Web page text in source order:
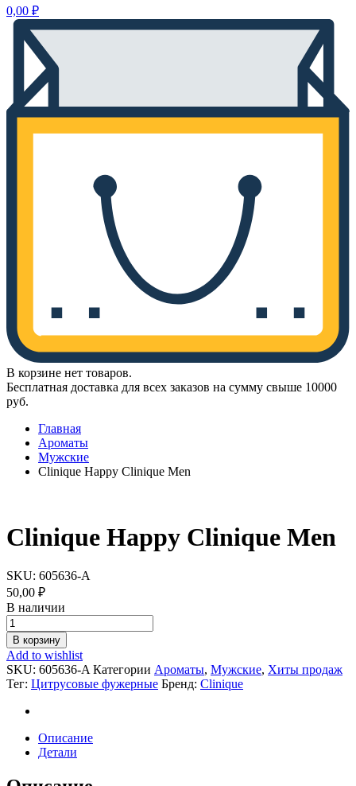
0,00 ₽
В корзине нет товаров.
Бесплатная доставка для всех заказов на сумму свыше 10000
руб.
Главная
Ароматы
Мужские
Clinique Happy Clinique Men
Clinique Happy Clinique Men
SKU: 605636-A
50,00 ₽
В наличии
Clinique
Happy
Clinique
Men
quantity
В корзину
Add to wishlist
SKU: 605636-A Категории Ароматы, Мужские, Хиты продаж
Тег: Цитрусовые фужерные Бренд: Clinique
Описание
Детали